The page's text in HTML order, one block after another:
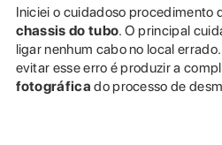
Iniciei o cuidadoso procedimento
chassis do tubo. O principal
ligar nenhum cabo no local
evitar esse erro é produzir a
fotográfica do processo de